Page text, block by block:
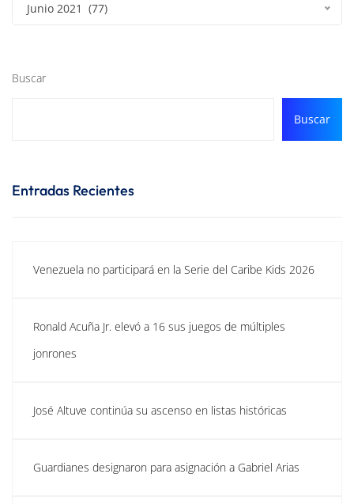
Junio 2021 (77)
Buscar
Buscar
Entradas Recientes
Venezuela no participará en la Serie del Caribe Kids 2026
Ronald Acuña Jr. elevó a 16 sus juegos de múltiples
jonrones
José Altuve continúa su ascenso en listas históricas
Guardianes designaron para asignación a Gabriel Arias